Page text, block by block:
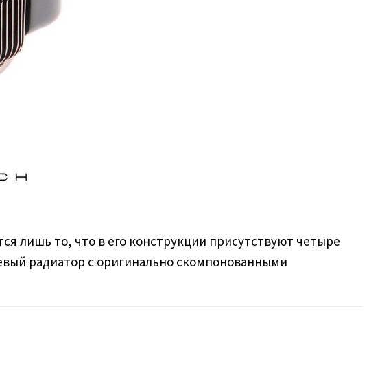
лишь то, что в его конструкции присутствуют четыре
радиатор с оригинально скомпонованными